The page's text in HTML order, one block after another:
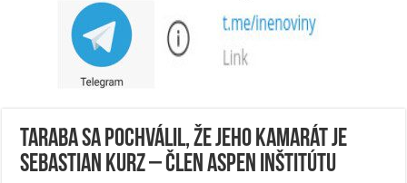
Taraba sa pochválil, že jeho kamarát je
Sebastian Kurz – člen Aspen inštitútu